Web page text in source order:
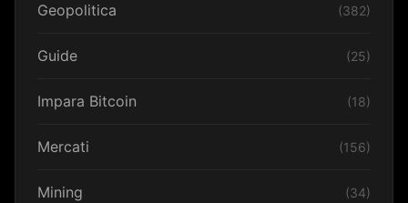
Geopolitica (382)
Guide (25)
Impara Bitcoin (18)
Mercati (156)
Mining (34)